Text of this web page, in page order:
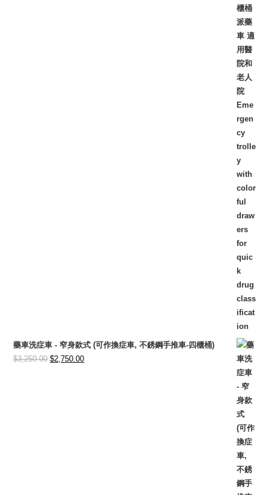
藥車洗症車 - 窄身款式 (可作換症車, 不銹鋼手推車-四櫃桶)
$3,250.00 Original
$2,750.00Current